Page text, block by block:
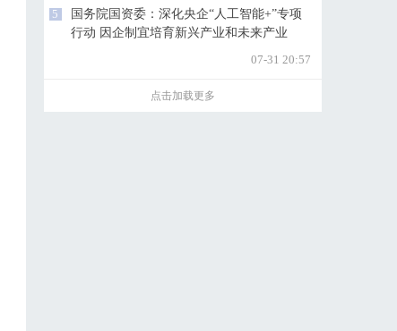
5
国务院国资委：深化央企“人工智能+”专项
行动 因企制宜培育新兴产业和未来产业
07-31 20:57
点击加载更多